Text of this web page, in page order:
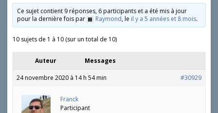
Ce sujet contient 9 réponses, 6 participants et a été mis à jour
pour la dernière fois par
Raymond, le il y a 5 années et 8 mois.
10 sujets de 1 à 10 (sur un total de 10)
Auteur Messages
24 novembre 2020 à 14 h 54 min #30929
Franck
Participant